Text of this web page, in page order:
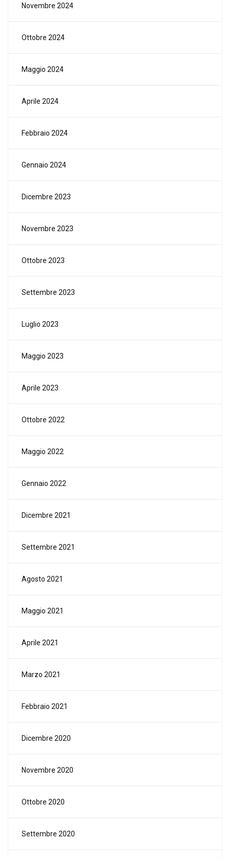
Novembre 2024
Ottobre 2024
Maggio 2024
Aprile 2024
Febbraio 2024
Gennaio 2024
Dicembre 2023
Novembre 2023
Ottobre 2023
Settembre 2023
Luglio 2023
Maggio 2023
Aprile 2023
Ottobre 2022
Maggio 2022
Gennaio 2022
Dicembre 2021
Settembre 2021
Agosto 2021
Maggio 2021
Aprile 2021
Marzo 2021
Febbraio 2021
Dicembre 2020
Novembre 2020
Ottobre 2020
Settembre 2020